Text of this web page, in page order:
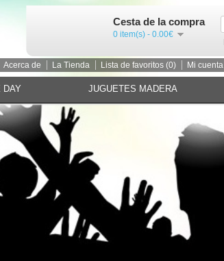
Cesta de la compra
0 item(s) - 0.00€
Acerca de La Tienda Lista de favoritos (0) Mi cuenta
DAY JUGUETES MADERA